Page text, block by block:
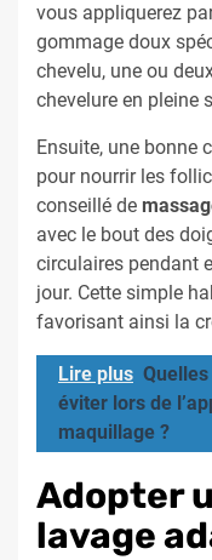
vous appliquerez
gommage doux
chevelu, une ou
chevelure en pleine
Ensuite, une bonne
pour nourrir les
conseillé de
avec le bout des
circulaires pendant
jour. Cette simple
favorisant ainsi la
Lire plus
éviter lors de
maquillage ?
Adopter
lavage